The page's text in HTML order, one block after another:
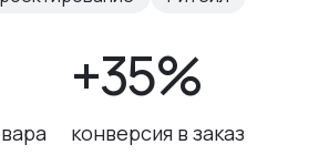
+35%
конверсия в заказ